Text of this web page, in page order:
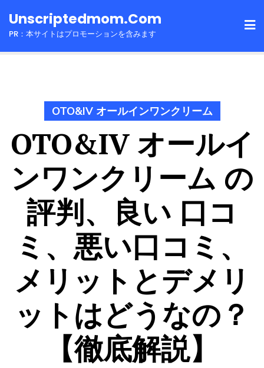
toUnscriptedmom.com
PR：本サイトはプロモーションを含みます
OTO&IV オールインワンクリーム
OTO&IV オールイ
ンワンクリーム の
評判、良い 口コ
ミ、悪い口コミ、
メリットとデメリ
ットはどうなの？
【徹底解説】